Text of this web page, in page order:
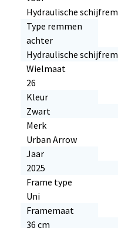
Hydraulische schijfrem
Type remmen
achter
Hydraulische schijfrem
Wielmaat
26
Kleur
Zwart
Merk
Urban Arrow
Jaar
2025
Frame type
Uni
Framemaat
36 cm